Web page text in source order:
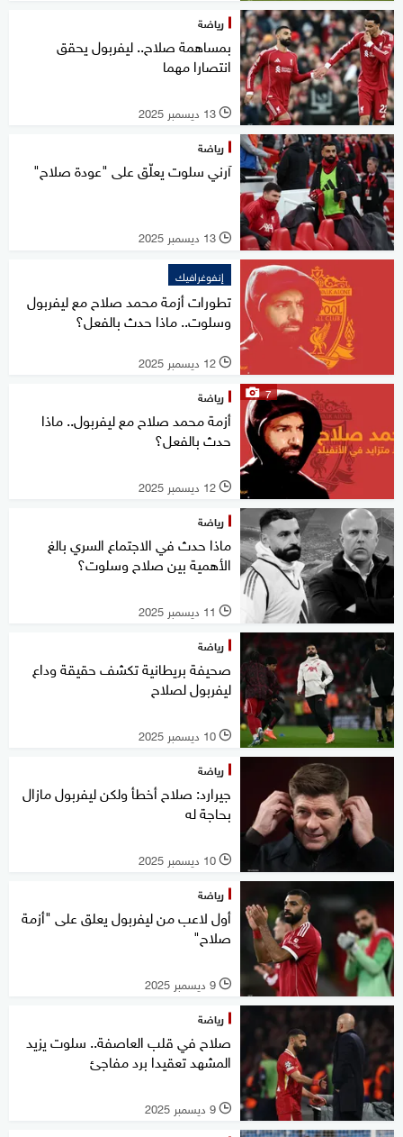
رياضة
بمساهمة صلاح.. ليفربول يحقق
انتصارا مهما
l 13 ديسمبر 2025
رياضة
آرني سلوت يعلّق على "عودة صلاح"
l 13 ديسمبر 2025
إنفوغرافيك
تطورات أزمة محمد صلاح مع ليفربول
وسلوت.. ماذا حدث بالفعل؟
l 12 ديسمبر 2025
7 رياضة
أزمة محمد صلاح مع ليفربول.. ماذا
حدث بالفعل؟
l 12 ديسمبر 2025
رياضة
ماذا حدث في الاجتماع السري بالغ
الأهمية بين صلاح وسلوت؟
l 11 ديسمبر 2025
رياضة
صحيفة بريطانية تكشف حقيقة وداع
ليفربول لصلاح
l 10 ديسمبر 2025
رياضة
جيرارد: صلاح أخطأ ولكن ليفربول مازال
بحاجة له
l 10 ديسمبر 2025
رياضة
أول لاعب من ليفربول يعلق على "أزمة
صلاح"
l 9 ديسمبر 2025
رياضة
صلاح في قلب العاصفة.. سلوت يزيد
المشهد تعقيدا برد مفاجئ
l 9 ديسمبر 2025